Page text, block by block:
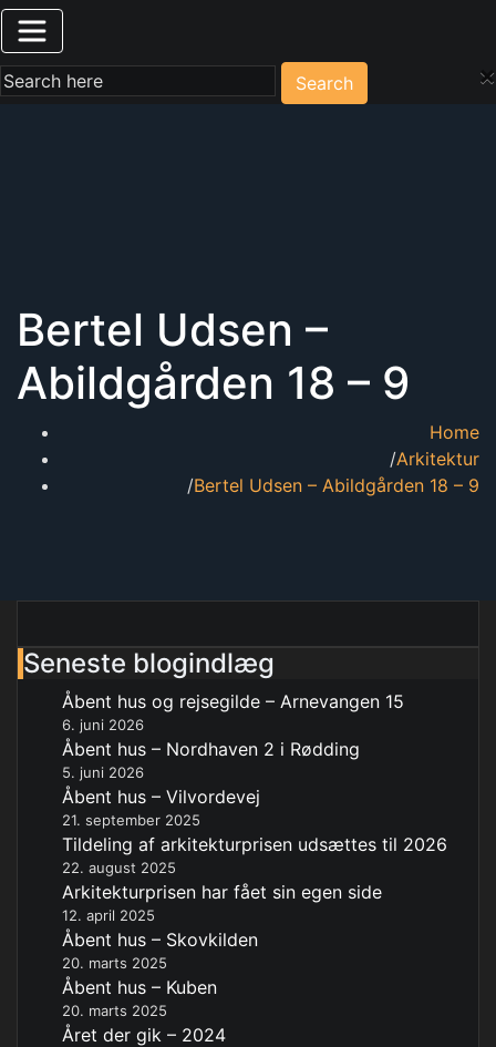
×
Search
Bertel Udsen –
Abildgården 18 – 9
Home
Arkitektur
Bertel Udsen – Abildgården 18 – 9
Seneste blogindlæg
Åbent hus og rejsegilde – Arnevangen 15
6. juni 2026
Åbent hus – Nordhaven 2 i Rødding
5. juni 2026
Åbent hus – Vilvordevej
21. september 2025
Tildeling af arkitekturprisen udsættes til 2026
22. august 2025
Arkitekturprisen har fået sin egen side
12. april 2025
Åbent hus – Skovkilden
20. marts 2025
Åbent hus – Kuben
20. marts 2025
Året der gik – 2024